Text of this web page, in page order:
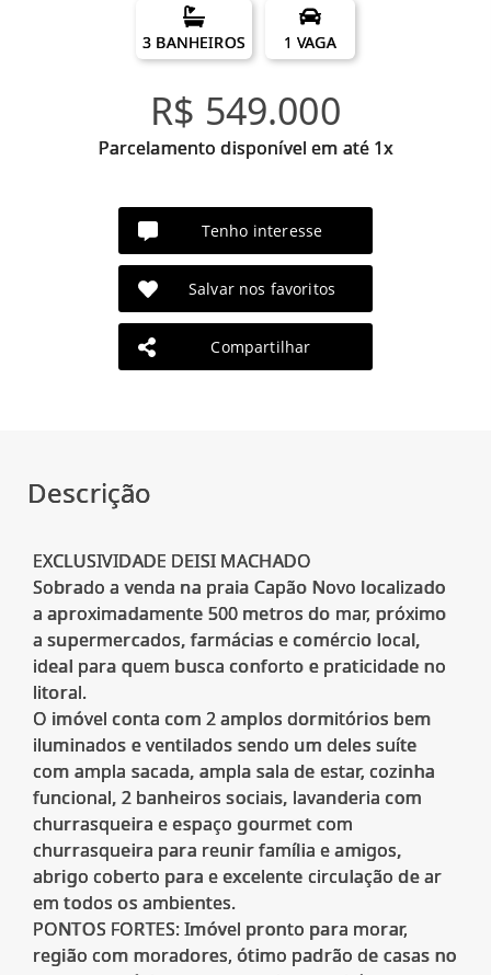
3 BANHEIROS 1 VAGA
R$ 549.000
Parcelamento disponível em até 1x
Tenho interesse
Salvar nos favoritos
Compartilhar
Descrição
EXCLUSIVIDADE DEISI MACHADO
Sobrado a venda na praia Capão Novo localizado
a aproximadamente 500 metros do mar, próximo
a supermercados, farmácias e comércio local,
ideal para quem busca conforto e praticidade no
litoral.
O imóvel conta com 2 amplos dormitórios bem
iluminados e ventilados sendo um deles suíte
com ampla sacada, ampla sala de estar, cozinha
funcional, 2 banheiros sociais, lavanderia com
churrasqueira e espaço gourmet com
churrasqueira para reunir família e amigos,
abrigo coberto para e excelente circulação de ar
em todos os ambientes.
PONTOS FORTES: Imóvel pronto para morar,
região com moradores, ótimo padrão de casas no